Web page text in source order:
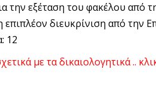
την εξέταση του φακέλου από
διευκρίνιση από την
12
με τα δικαιολογητικά ..